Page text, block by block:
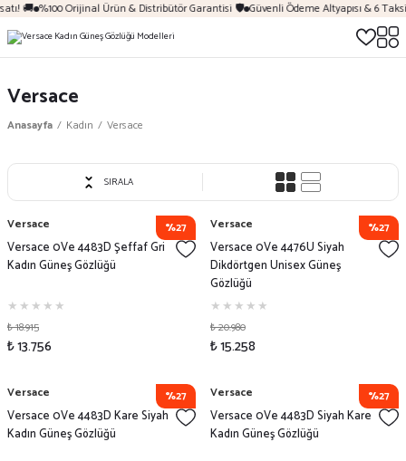
🚚 %100 Orijinal Ürün & Distribütör Garantisi 🛡️ Güvenli Ödeme Altyapısı & 6
Versace
Anasayfa Kadın Versace
SIRALA
%27
Versace
Versace 0Ve 4483D Şeffaf Gri
Kadın Güneş Gözlüğü
₺ 18.915
₺ 13.756
%27
Versace
Versace 0Ve 4476U Siyah
Dikdörtgen Unisex Güneş
Gözlüğü
₺ 20.980
₺ 15.258
%27
Versace
Versace 0Ve 4483D Kare Siyah
Kadın Güneş Gözlüğü
%27
Versace
Versace 0Ve 4483D Siyah Kare
Kadın Güneş Gözlüğü